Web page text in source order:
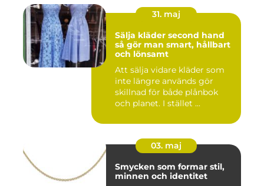
31. maj
Sälja kläder second hand
så gör man smart, hållbart
och lönsamt
Att sälja vidare kläder som
inte längre används gör
skillnad för både plånbok
och planet. I stället ...
03. maj
Smycken som formar stil,
minnen och identitet